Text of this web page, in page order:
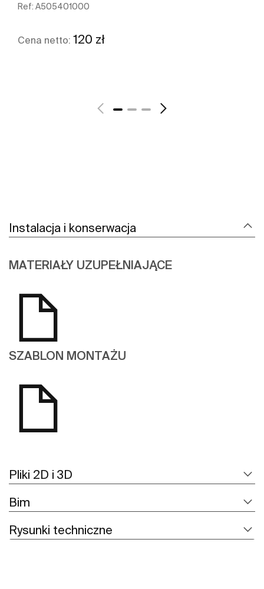
Ref: A505401000
Cena netto: 120 zł
Instalacja i konserwacja
MATERIAŁY UZUPEŁNIAJĄCE
SZABLON MONTAŻU
Pliki 2D i 3D
Bim
Rysunki techniczne